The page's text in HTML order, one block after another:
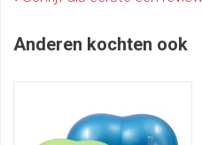
Anderen kochten ook